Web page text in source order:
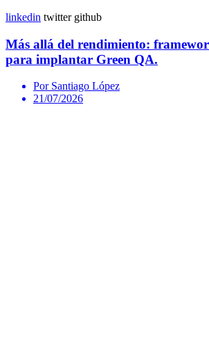
linkedin twitter github
Más allá del rendimiento:
para implantar Green QA.
Por Santiago López
21/07/2026